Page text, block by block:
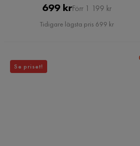
Pris
699 kr Original
Pris
Förr 1 199 kr
Tidigare lägsta pris 699 kr
Se priset!